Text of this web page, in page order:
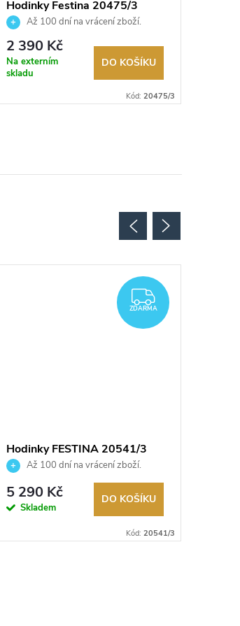
Hodinky Festina 20475/3
Až 100 dní na vrácení zboží.
Autorizovaný prodejce.
2 390 Kč
Na externím
skladu
DO KOŠÍKU
Kód: 20475/3
ZDARMA
ZDARMA
Hodinky FESTINA 20541/3
Až 100 dní na vrácení zboží.
Autorizovaný prodejce.
5 290 Kč
Skladem
DO KOŠÍKU
Kód: 20541/3